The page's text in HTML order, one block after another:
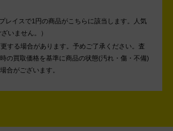
レイスで1円の商品がこちらに該当します。人気
いません。
する場合があります。予めご了承ください。 査
の買取価格を基準に商品の状態(汚れ・傷・不備)
合がございます。